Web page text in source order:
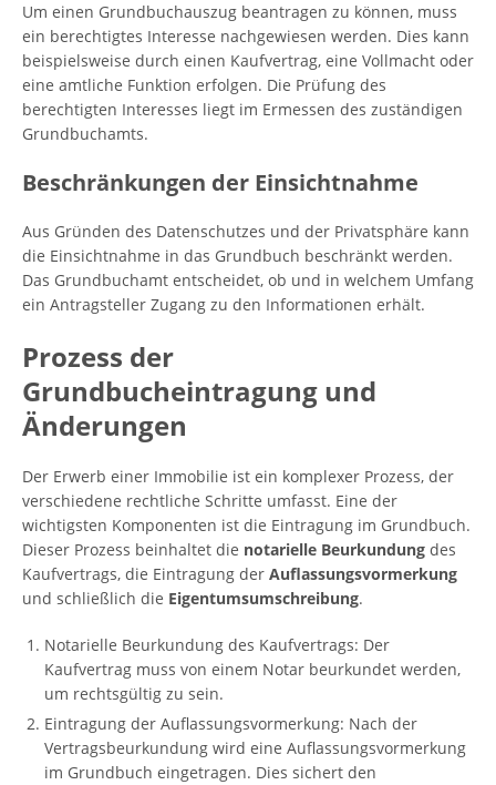
Um einen Grundbuchauszug beantragen zu können, muss
ein berechtigtes Interesse nachgewiesen werden. Dies kann
beispielsweise durch einen Kaufvertrag, eine Vollmacht oder
eine amtliche Funktion erfolgen. Die Prüfung des
berechtigten Interesses liegt im Ermessen des zuständigen
Grundbuchamts.
Beschränkungen der Einsichtnahme
Aus Gründen des Datenschutzes und der Privatsphäre kann
die Einsichtnahme in das Grundbuch beschränkt werden.
Das Grundbuchamt entscheidet, ob und in welchem Umfang
ein Antragsteller Zugang zu den Informationen erhält.
Prozess der
Grundbucheintragung und
Änderungen
Der Erwerb einer Immobilie ist ein komplexer Prozess, der
verschiedene rechtliche Schritte umfasst. Eine der
wichtigsten Komponenten ist die Eintragung im Grundbuch.
Dieser Prozess beinhaltet die notarielle Beurkundung des
Kaufvertrags, die Eintragung der Auflassungsvormerkung
und schließlich die Eigentumsumschreibung.
Notarielle Beurkundung des Kaufvertrags: Der
Kaufvertrag muss von einem Notar beurkundet werden,
um rechtsgültig zu sein.
Eintragung der Auflassungsvormerkung: Nach der
Vertragsbeurkundung wird eine Auflassungsvormerkung
im Grundbuch eingetragen. Dies sichert den